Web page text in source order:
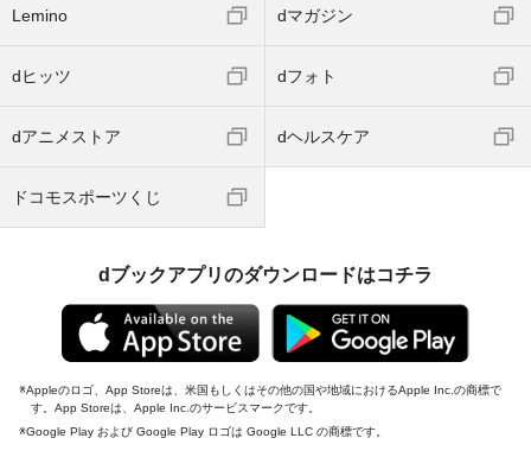
Lemino dマガジン
dヒッツ dフォト
dアニメストア dヘルスケア
ドコモスポーツくじ
dブックアプリのダウンロードはコチラ
Appleのロゴ、App Storeは、米国もしくはその他の国や地域におけるApple Inc.の商標で
す。App Storeは、Apple Inc.のサービスマークです。
Google Play および Google Play ロゴは Google LLC の商標です。